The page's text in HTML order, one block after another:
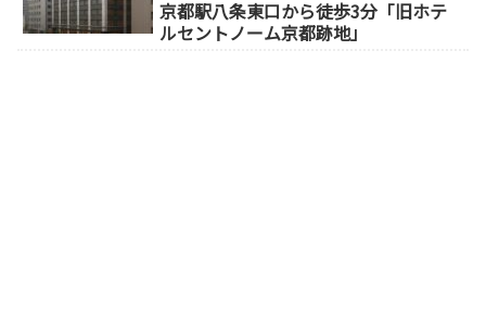
京都駅八条東口から徒歩3分「旧ホテ
ルセントノーム京都跡地」